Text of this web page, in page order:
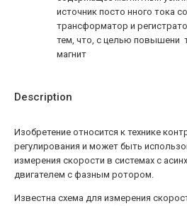
Description
Изобретение относится к технике
регулирования и может быть
измерения скорости в системах с
двигателем с фазным ротором.
Известна схема для измерения
источник посто нного тока
трансформатор и
тем, что, с целью повышени
магнит